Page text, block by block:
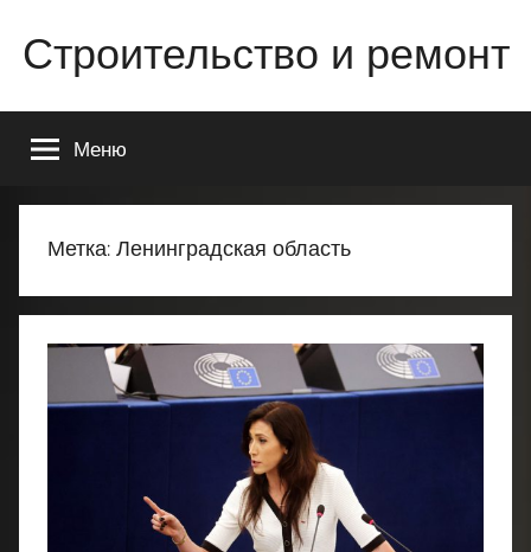
содержимому
Строительство и ремонт
строительстве
ремонте
Вашего
или
Меню
Метка: Ленинградская область